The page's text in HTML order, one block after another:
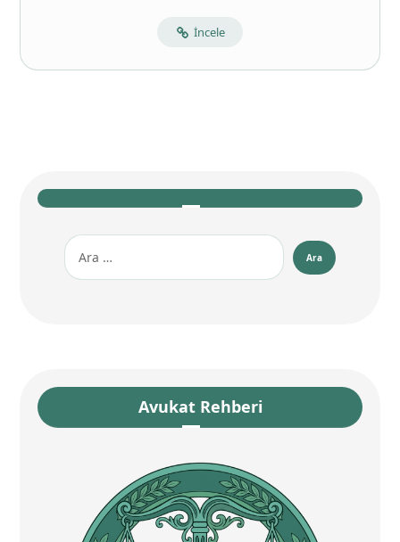
İncele
Avukat Rehberi